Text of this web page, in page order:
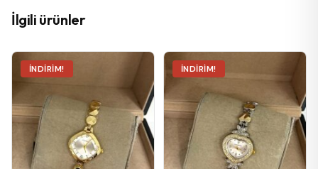
İlgili ürünler
İNDIRIM! İNDIRIM!